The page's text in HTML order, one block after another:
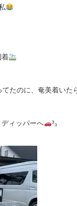
着
てたのに、奄美着いた
ィッパーへ ³₃